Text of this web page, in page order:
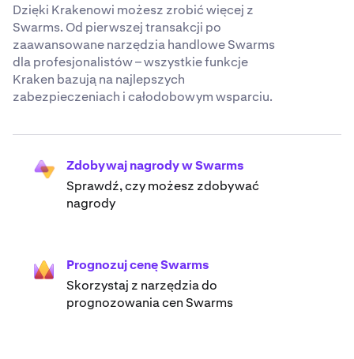
Dzięki Krakenowi możesz zrobić więcej z
Swarms. Od pierwszej transakcji po
zaawansowane narzędzia handlowe Swarms
dla profesjonalistów – wszystkie funkcje
Kraken bazują na najlepszych
zabezpieczeniach i całodobowym wsparciu.
Zdobywaj nagrody w Swarms
Sprawdź, czy możesz zdobywać
nagrody
Prognozuj cenę Swarms
Skorzystaj z narzędzia do
prognozowania cen Swarms